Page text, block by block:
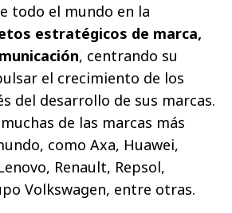
todo el mundo en la
estratégicos de marca,
, centrando su
el crecimiento de los
del desarrollo de sus marcas.
de las marcas más
como Axa, Huawei,
Renault, Repsol,
Volkswagen, entre otras.